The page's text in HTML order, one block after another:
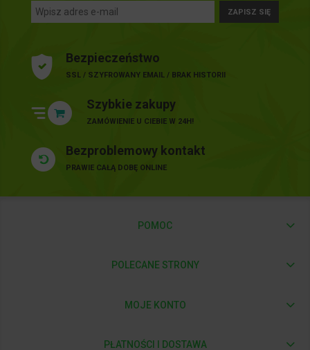
ZAPISZ SIĘ
Bezpieczeństwo
SSL / SZYFROWANY EMAIL / BRAK HISTORII
Szybkie zakupy
ZAMÓWIENIE U CIEBIE W 24H!
Bezproblemowy kontakt
PRAWIE CAŁĄ DOBĘ ONLINE
POMOC
POLECANE STRONY
MOJE KONTO
PŁATNOŚCI I DOSTAWA